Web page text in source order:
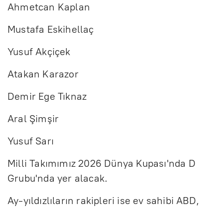
Ahmetcan Kaplan
Mustafa Eskihellaç
Yusuf Akçiçek
Atakan Karazor
Demir Ege Tıknaz
Aral Şimşir
Yusuf Sarı
Milli Takımımız 2026 Dünya Kupası'nda D
Grubu'nda yer alacak.
Ay-yıldızlıların rakipleri ise ev sahibi ABD,